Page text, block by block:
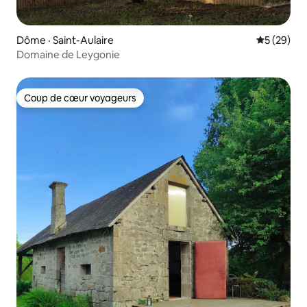
Dôme · Saint-Aulaire Note
5 (29)
Domaine de Leygonie
Coup de cœur voyageurs
Coup de cœur voyageurs